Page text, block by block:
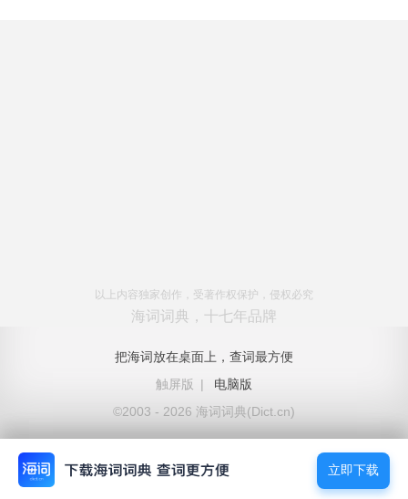
以上内容独家创作，受著作权保护，侵权必究
海词词典，十七年品牌
把海词放在桌面上，查词最方便
触屏版
|
电脑版
©2003 - 2026 海词词典(Dict.cn)
立即下载
立即下载